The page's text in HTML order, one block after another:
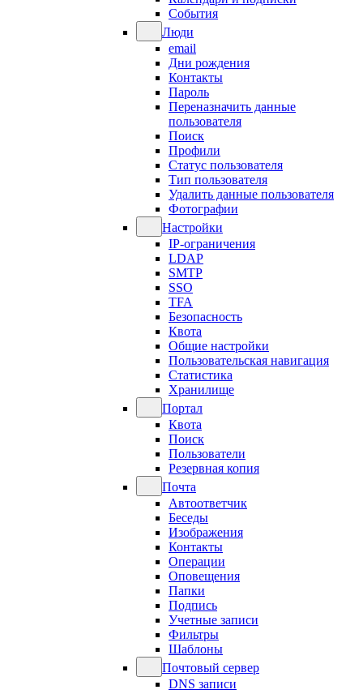
События
Люди
email
Дни рождения
Контакты
Пароль
Переназначить данные
пользователя
Поиск
Профили
Статус пользователя
Тип пользователя
Удалить данные пользователя
Фотографии
Настройки
IP-ограничения
LDAP
SMTP
SSO
TFA
Безопасность
Квота
Общие настройки
Пользовательская навигация
Статистика
Хранилище
Портал
Квота
Поиск
Пользователи
Резервная копия
Почта
Автоответчик
Беседы
Изображения
Контакты
Операции
Оповещения
Папки
Подпись
Учетные записи
Фильтры
Шаблоны
Почтовый сервер
DNS записи